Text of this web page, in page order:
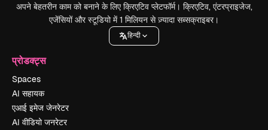
अपने बेहतरीन काम को बनाने के लिए क्रिएटिव प्लेटफॉर्म। क्रिएटिव, एंटरप्राइजेज,
एजेंसियों और स्टूडियो में 1 मिलियन से ज़्यादा सब्सक्राइबर।
हिन्दी
प्रोडक्ट्स
Spaces
AI सहायक
एआई इमेज जेनरेटर
AI वीडियो जनरेटर